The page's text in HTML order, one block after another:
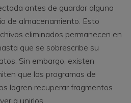
antes de guardar alguna
de almacenamiento. Esto
eliminados permanecen en
que se sobrescribe su
Sin embargo, existen
que los programas de
logren recuperar fragmentos
a unirlos.